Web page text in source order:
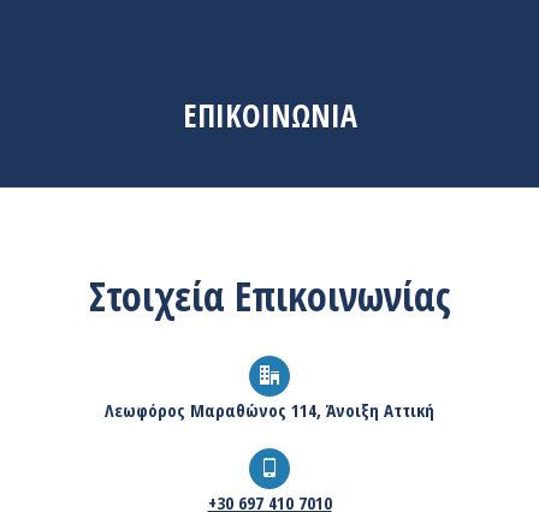
ΕΠΙΚΟΙΝΩΝΙΑ
Στοιχεία Επικοινωνίας
Λεωφόρος Μαραθώνος 114, Άνοιξη Αττική
+30 697 410 7010